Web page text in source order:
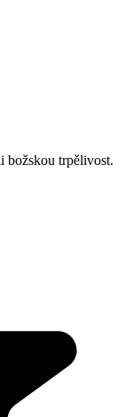
božskou trpělivost.